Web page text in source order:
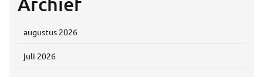
augustus 2026
juli 2026